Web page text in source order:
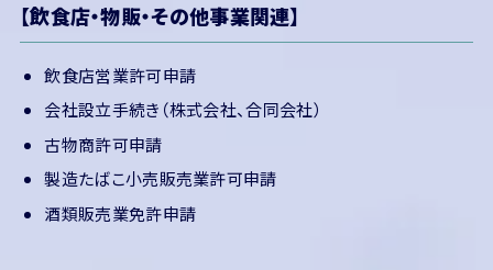
【飲食店・物販・その他事業関連】
飲食店営業許可申請
会社設立手続き（株式会社、合同会社）
古物商許可申請
製造たばこ小売販売業許可申請
酒類販売業免許申請